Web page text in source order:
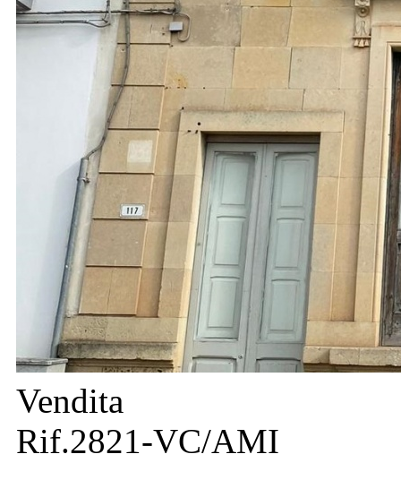
Vendita
Rif.2821-VC/AMI